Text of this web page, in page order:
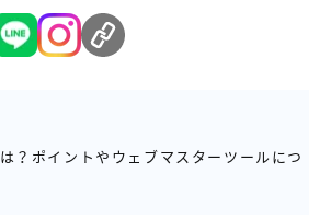
？ポイントやウェブマスターツールにつ